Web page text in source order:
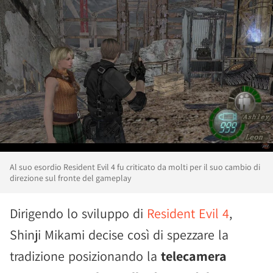
Al suo esordio Resident Evil 4 fu criticato da molti per il suo cambio di
direzione sul fronte del gameplay
Dirigendo lo sviluppo di Resident Evil 4,
Shinji Mikami decise così di spezzare la
tradizione posizionando la telecamera